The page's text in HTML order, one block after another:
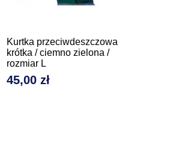
Kurtka przeciwdeszczowa
krótka / ciemno zielona /
rozmiar L
Cena
45,00 zł